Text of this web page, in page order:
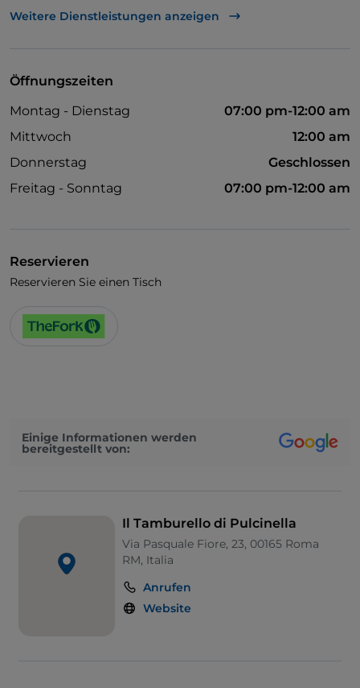
Behindertengerechter Zugang
Weitere Dienstleistungen anzeigen
Öffnungszeiten
Montag - Dienstag
07:00 pm-12:00 am
Mittwoch
12:00 am
Donnerstag
Geschlossen
Freitag - Sonntag
07:00 pm-12:00 am
Reservieren
Reservieren Sie einen Tisch
Einige Informationen werden
bereitgestellt von:
Il Tamburello di Pulcinella
Via Pasquale Fiore, 23, 00165 Roma
RM, Italia
Anrufen
Website